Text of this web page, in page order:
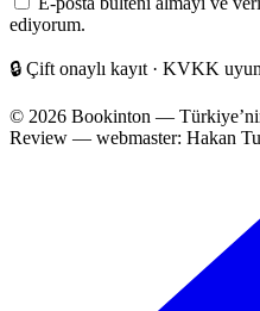
adresiniz
ediyorum.
🔒 Çift onaylı kayıt · KVKK
© 2026 Bookinton —
Review — webmaster: Hakan